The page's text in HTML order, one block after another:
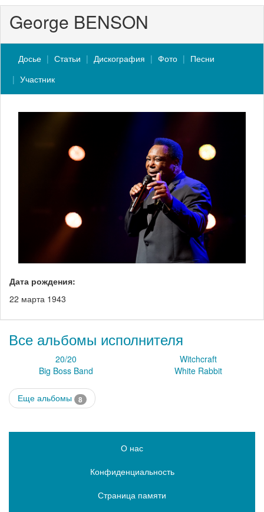
George BENSON
Досье Статьи Дискография Фото
Песни
Участник
Дата рождения:
22 марта 1943
Все альбомы исполнителя
20/20
Witchcraft
Big Boss Band
White Rabbit
Еще альбомы 8
О нас
Конфиденциальность
Страница памяти